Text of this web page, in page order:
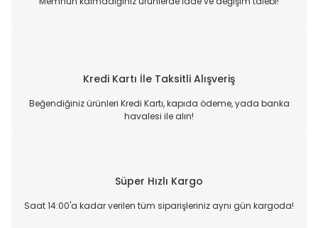
Kredi Kartı İle Taksitli Alışveriş
Beğendiğiniz ürünleri Kredi Kartı, kapıda ödeme, yada banka
havalesi ile alın!
Süper Hızlı Kargo
Saat 14:00'a kadar verilen tüm siparişleriniz aynı gün kargoda!